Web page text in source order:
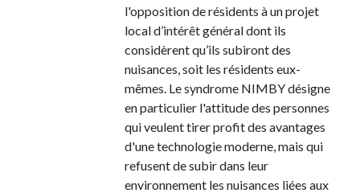
l'opposition de résidents à un projet
local d’intérêt général dont ils
considèrent qu’ils subiront des
nuisances, soit les résidents eux-
mêmes. Le syndrome NIMBY désigne
en particulier l'attitude des personnes
qui veulent tirer profit des avantages
d'une technologie moderne, mais qui
refusent de subir dans leur
environnement les nuisances liées aux